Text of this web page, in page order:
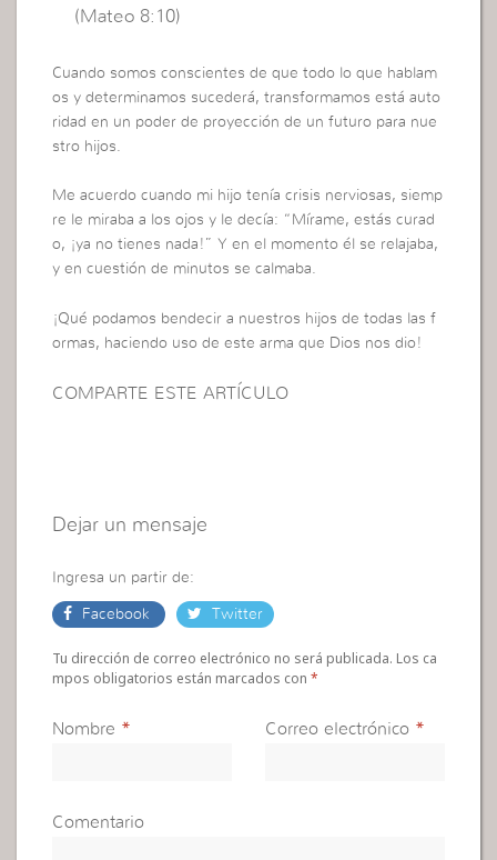
(Mateo 8:10)
Cuando somos conscientes de que todo lo que hablam
os y determinamos sucederá, transformamos está auto
ridad en un poder de proyección de un futuro para nue
stro hijos.
Me acuerdo cuando mi hijo tenía crisis nerviosas, siemp
re le miraba a los ojos y le decía: “Mírame, estás curad
o, ¡ya no tienes nada!” Y en el momento él se relajaba,
y en cuestión de minutos se calmaba.
¡Qué podamos bendecir a nuestros hijos de todas las f
ormas, haciendo uso de este arma que Dios nos dio!
COMPARTE ESTE ARTÍCULO
Dejar un mensaje
Ingresa un partir de:
Facebook Twitter
Tu dirección de correo electrónico no será publicada. Los ca
mpos obligatorios están marcados con*
Nombre * Correo electrónico *
Comentario